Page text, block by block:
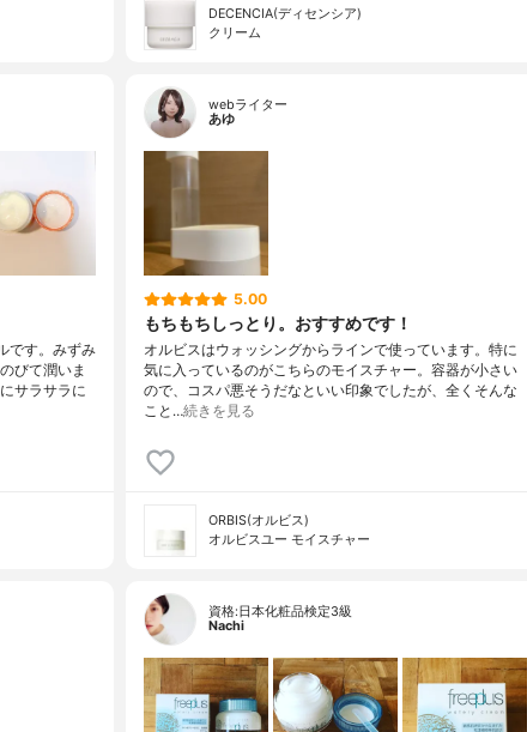
DECENCIA(ディセンシア)
クリーム
です。みずみ
びて潤いま
サラサラに
webライター
あゆ
5.00
もちもちしっとり。おすすめです！
オルビスはウォッシングからラインで使っています。特に
気に入っているのがこちらのモイスチャー。容器が小さい
ので、コスパ悪そうだなといい印象でしたが、全くそんな
こと…続きを見る
ORBIS(オルビス)
オルビスユー モイスチャー
資格:日本化粧品検定3級
Nachi